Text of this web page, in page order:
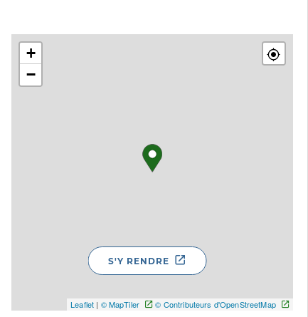
+
−
Leaflet | © MapTiler © Contributeurs d'OpenStreetMap
S'Y RENDRE